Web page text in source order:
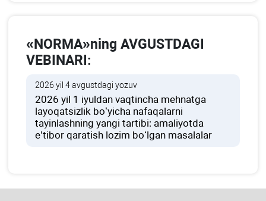
«NORMA»ning AVGUSTDAGI
VEBINARI:
2026 yil 4 avgustdagi yozuv
2026 yil 1 iyuldan vaqtincha mehnatga
layoqatsizlik boʻyicha nafaqalarni
tayinlashning yangi tartibi: amaliyotda
e’tibor qaratish lozim boʻlgan masalalar